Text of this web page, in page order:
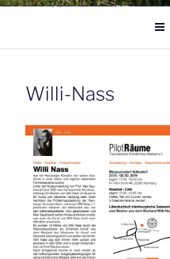
Willi-Nass